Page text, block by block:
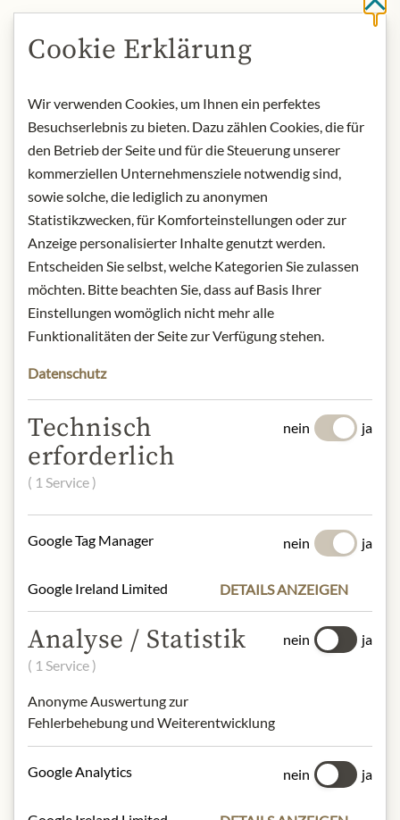
BESCHREIBUNG
im Weinbaugebiet Wachau in
Niederösterreich. Geleitet wird das
Weingut von Franz Hirtzberger in der
fünften Generation. Die Rebfläche
beträgt 20 ha, wovon 99 % mit
weißen Rebsorten, hauptsächlich
Grüner Veltliner und Rheinriesling
bestockt sind. Die bekanntesten
Weine sind der Grüne Veltliner
Honivogl und die Rheinrieslinge aus
den Lagen Singerriedel und Hochrain.
Reborte:
Fleisch
Alkoholgehalt:
Herkunft:Österreich / Wachau DAC
Donau, Österreich/
* Wir bitten um Verständnis, dass das
Produktdesign von der Abbildung
abweichen kann.
Schwefeldioxid und -erzeugnisse
Cookie Erklärung
Wir verwenden Cookies, um Ihnen ein perfektes
Besuchserlebnis zu bieten. Dazu zählen Cookies, die für
den Betrieb der Seite und für die Steuerung unserer
kommerziellen Unternehmensziele notwendig sind,
sowie solche, die lediglich zu anonymen
Statistikzwecken, für Komforteinstellungen oder zur
Anzeige personalisierter Inhalte genutzt werden.
Entscheiden Sie selbst, welche Kategorien Sie zulassen
möchten. Bitte beachten Sie, dass auf Basis Ihrer
Einstellungen womöglich nicht mehr alle
Funktionalitäten der Seite zur Verfügung stehen.
Datenschutz
Technisch
erforderlich
( 1 Service )
nein ja
Google Tag Manager nein ja
Google Ireland Limited DETAILS ANZEIGEN
Analyse / Statistik
( 1 Service )
Anonyme Auswertung zur
Fehlerbehebung und Weiterentwicklung
nein ja
Google Analytics nein ja